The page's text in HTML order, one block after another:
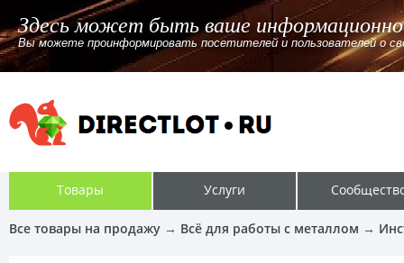
канале. Указав ссылку или без ссылки для перехода.
Товары Услуги
Все товары на продажу → Всё для работы с металлом →